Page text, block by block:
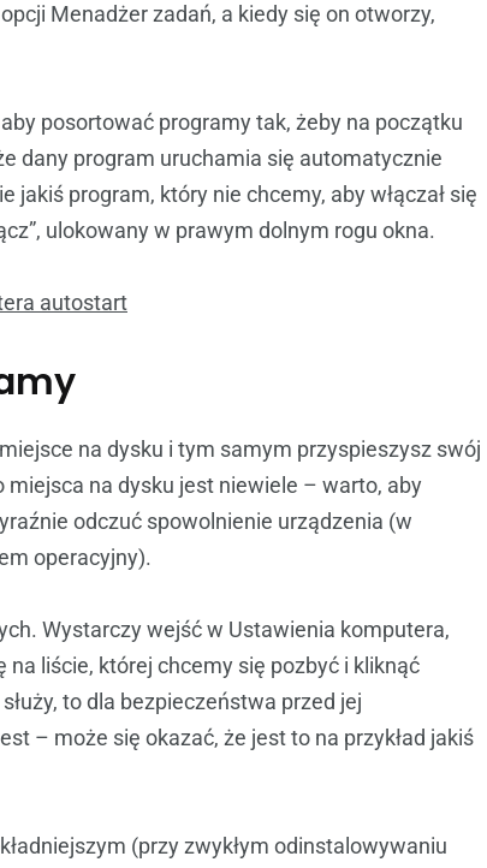
Menadżer zadań, a kiedy się on otworzy,
posortować programy tak, żeby na początku
dany program uruchamia się automatycznie
program, który nie chcemy, aby włączał się
ulokowany w prawym dolnym rogu okna.
na dysku i tym samym przyspieszysz swój
na dysku jest niewiele – warto, aby
odczuć spowolnienie urządzenia (w
operacyjny).
Wystarczy wejść w Ustawienia komputera,
na liście, której chcemy się pozbyć i kliknąć
to dla bezpieczeństwa przed jej
– może się okazać, że jest to na przykład jakiś
(przy zwykłym odinstalowywaniu